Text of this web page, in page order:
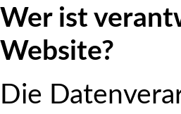
Wer ist
Website?
Die